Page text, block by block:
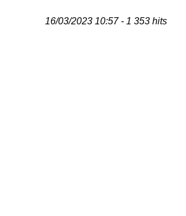
16/03/2023 10:57 - 1 353 hits